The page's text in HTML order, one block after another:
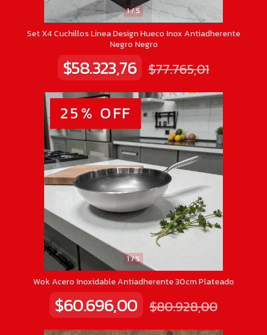
1/5
Set X4 Cuchillos Linea Design Hueco Inox Antiadherente
Negro Negro
$58.323,76 $77.765,01
1/5
25% OFF
Wok Acero Inoxidable Antiadherente 30cm Plateado
$60.696,00 $80.928,00